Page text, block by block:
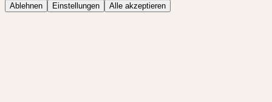
Ablehnen Einstellungen Alle akzeptieren